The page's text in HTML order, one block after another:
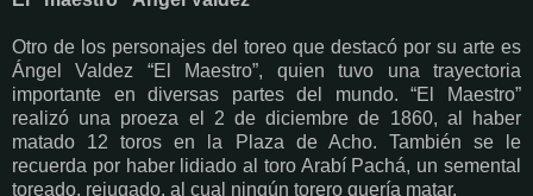
Otro de los personajes del toreo que destacó por su arte es
Ángel Valdez “El Maestro”, quien tuvo una trayectoria
importante en diversas partes del mundo. “El Maestro”
realizó una proeza el 2 de diciembre de 1860, al haber
matado 12 toros en la Plaza de Acho. También se le
recuerda por haber lidiado al toro Arabí Pachá, un semental
toreado, rejugado, al cual ningún torero quería matar.